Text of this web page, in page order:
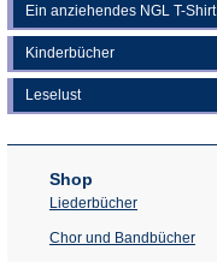
Ein anziehendes NGL T-Shirt
Kinderbücher
Leselust
Shop
Liederbücher
Chor und Bandbücher